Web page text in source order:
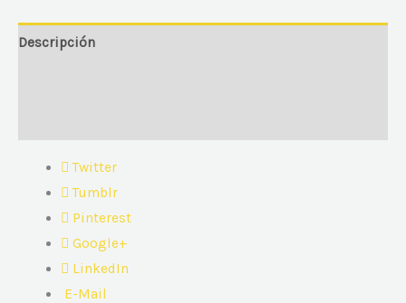
Descripción
Twitter
Tumblr
Pinterest
Google+
LinkedIn
E-Mail